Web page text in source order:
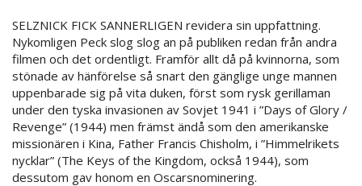
SELZNICK FICK SANNERLIGEN revidera sin uppfattning.
Nykomligen Peck slog slog an på publiken redan från andra
filmen och det ordentligt. Framför allt då på kvinnorna, som
stönade av hänförelse så snart den gänglige unge mannen
uppenbarade sig på vita duken, först som rysk gerillaman
under den tyska invasionen av Sovjet 1941 i ”Days of Glory /
Revenge” (1944) men främst ändå som den amerikanske
missionären i Kina, Father Francis Chisholm, i ”Himmelrikets
nycklar” (The Keys of the Kingdom, också 1944), som
dessutom gav honom en Oscarsnominering.